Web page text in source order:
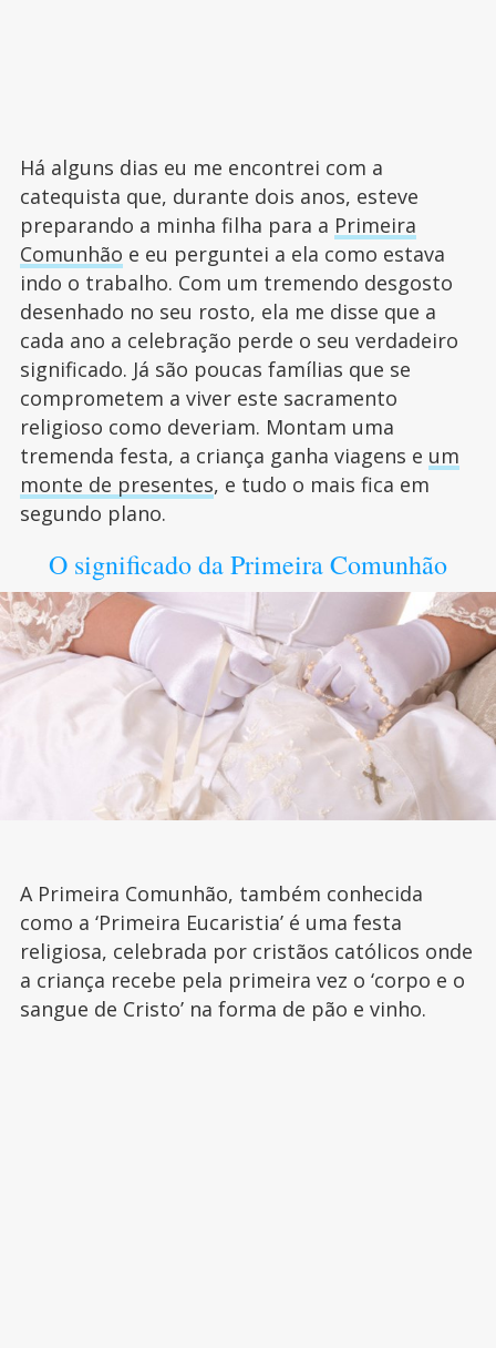
Há alguns dias eu me encontrei com a
catequista que, durante dois anos, esteve
preparando a minha filha para a Primeira
Comunhão e eu perguntei a ela como estava
indo o trabalho. Com um tremendo desgosto
desenhado no seu rosto, ela me disse que a
cada ano a celebração perde o seu verdadeiro
significado. Já são poucas famílias que se
comprometem a viver este sacramento
religioso como deveriam. Montam uma
tremenda festa, a criança ganha viagens e um
monte de presentes, e tudo o mais fica em
segundo plano.
O significado da Primeira Comunhão
A Primeira Comunhão, também conhecida
como a ‘Primeira Eucaristia’ é uma festa
religiosa, celebrada por cristãos católicos onde
a criança recebe pela primeira vez o ‘corpo e o
sangue de Cristo’ na forma de pão e vinho.